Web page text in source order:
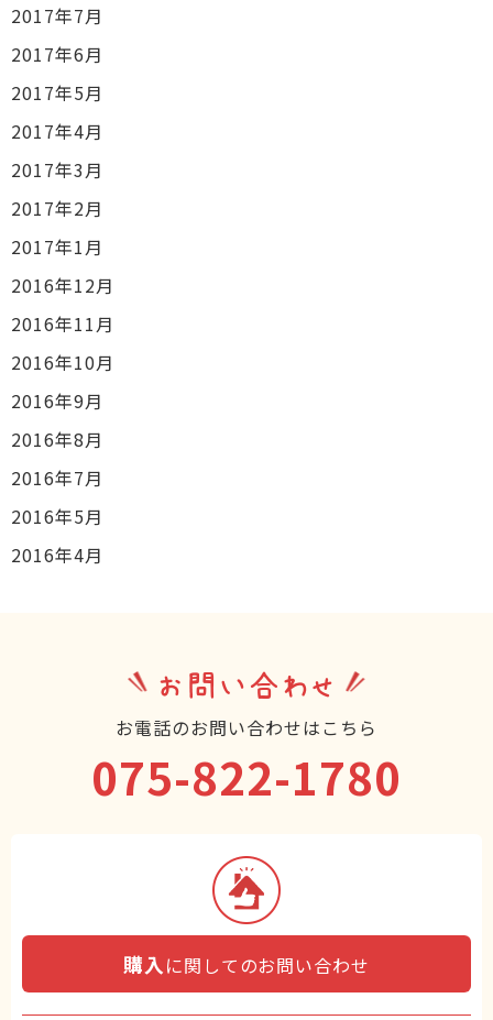
2017年7月
2017年6月
2017年5月
2017年4月
2017年3月
2017年2月
2017年1月
2016年12月
2016年11月
2016年10月
2016年9月
2016年8月
2016年7月
2016年5月
2016年4月
お問い合わせ
お電話のお問い合わせはこちら
075-822-1780
購入 に関してのお問い合わせ